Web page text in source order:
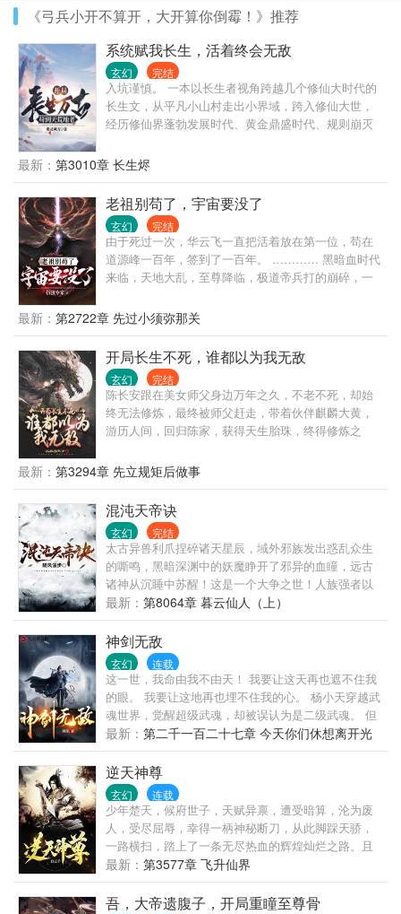
《弓兵小开不算开，大开算你倒霉！》推荐
系统赋我长生，活着终会无敌
玄幻 完结
入坑谨慎。 一本以长生者视角跨越几个修仙大时代的
长生文，从平凡小山村走出小界域，跨入修仙大世，
经历修仙界蓬勃发展时代、黄金鼎盛时代、规则崩灭
到浩瀚无垠的修仙界，觉醒长生系统，竟然还送了一
头长生灵兽为伴。 我陈浔对打打杀杀没有兴趣，也不
想招惹任何人，只想带着老牛看遍世间繁华。 一个不
经意，他露出了腰间的三把开山斧，又一个不经意，
露出了那十六块腹肌。 他缓缓戴上了悍匪头套，露出
阴沉微笑：“我陈浔和老牛最讲道理。” 整个诸天万界
颤抖了，他套……套上了。 一个炼气期的火球术突然
被激发，像是被加成了数千上万倍，无尽业火燃尽天
出第三把开山斧。” —尼古拉斯悍匪，陈浔。
最新： 第3010章 长生烬
老祖别苟了，宇宙要没了
玄幻 完结
由于死过一次，华云飞一直把活着放在第一位，苟在
道源峰一百年，签到了一百年。 ………… 黑暗血时代
来临，天地大乱，至尊降临，极道帝兵打的崩碎，一
冲到宇宙高空大吼：“谁敢与本尊一战？” …… 世人这
才知道，靠山宗有多苟，一直在隐藏实力！ ……
最新： 第2722章 先过小须弥那关
开局长生不死，谁都以为我无敌
玄幻 完结
陈长安跟在美女师父身边万年之久，不老不死，却始
终无法修炼，最终被师父赶走，带着伙伴麒麟大黄，
游历人间，回归陈家，获得天生胎珠，终得修炼之
娘胎之中？
最新： 第3294章 先立规矩后做事
混沌天帝诀
玄幻 完结
太古异兽利爪捏碎诸天星辰，域外邪族发出惑乱众生
的嘶鸣，黑暗深渊中的妖魔睁开了邪异的血瞳，远古
诸神从沉睡中苏醒！这是一个大争之世！人族强者以
利剑问鼎苍穹，在诸天万族中挺起不屈脊梁！ 楚剑秋
偶得混沌天帝诀，从微末中崛起，踏上万界征程！ 一
念崩星海，一念裂苍穹！一念诛妖鬼，一念葬神魔！
俯瞰诸天神域，谁敢争锋？这，就是天帝之威！
最新： 第8064章 暮云仙人（上）
神剑无敌
玄幻 连载
这一世，我命由我不由天！ 我要让这天再也遮不住我
的眼。 我要让这地再也埋不住我的心。 杨小天穿越武
魂世界，觉醒超级武魂，却被误认为是二级武魂。 但
是，杨小天却以逆天的成长速度，不断刷新世人的认
知。 本书将持续燃爆，热血风格。 （已完本《黄龙真
人异界游》、《天尊重生》、《无敌天下》等，希望
喜欢无敌天下的朋友能同样喜欢本书。）
最新： 第二千一百二十七章 今天你们休想离开光
明天界河
逆天神尊
玄幻 连载
少年楚天，候府世子，天赋异禀，遭受暗算，沦为废
人，受尽屈辱，幸得一柄神秘断刀，从此脚踩天骄，
一路横扫，踏上了一条无尽热血的辉煌灿烂之路。且
看他如何一步步，登天路，跨万古，破宿命，最终成
就一代绝世强者。
最新： 第3577章 飞升仙界
吾，大帝遗腹子，开局重瞳至尊骨